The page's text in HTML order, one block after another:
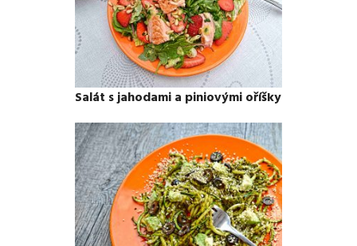
Salát s jahodami a piniovými oříšky